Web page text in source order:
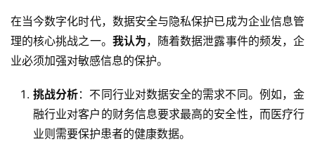
在当今数字化时代，数据安全与隐私保护已成为企业信息管
理的核心挑战之一。 我认为，随着数据泄露事件的频发，企
业必须加强对敏感信息的保护。
挑战分析：不同行业对数据安全的需求不同。例如，金
融行业对客户的财务信息要求最高的安全性，而医疗行
业则需要保护患者的健康数据。